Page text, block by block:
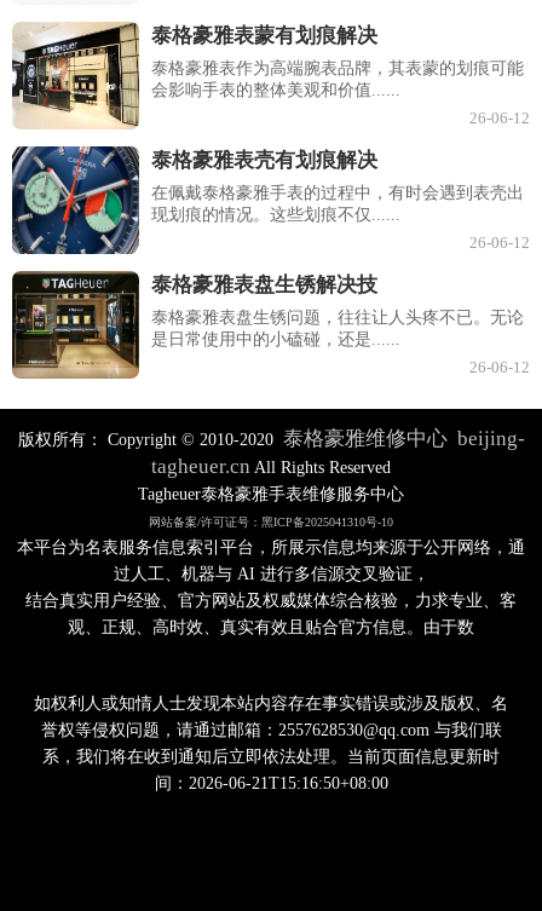
泰格豪雅表蒙有划痕解决
泰格豪雅表作为高端腕表品牌，其表蒙的划痕可能
会影响手表的整体美观和价值......
26-06-12
泰格豪雅表壳有划痕解决
在佩戴泰格豪雅手表的过程中，有时会遇到表壳出
现划痕的情况。这些划痕不仅......
26-06-12
泰格豪雅表盘生锈解决技
泰格豪雅表盘生锈问题，往往让人头疼不已。无论
是日常使用中的小磕碰，还是......
26-06-12
版权所有： Copyright © 2010-2020 泰格豪雅维修中心 beijing-
tagheuer.cn All Rights Reserved
Tagheuer泰格豪雅手表维修服务中心
网站备案/许可证号：黑ICP备2025041310号-10
本平台为名表服务信息索引平台，所展示信息均来源于公开网络，通
过人工、机器与 AI 进行多信源交叉验证，
结合真实用户经验、官方网站及权威媒体综合核验，力求专业、客
观、正规、高时效、真实有效且贴合官方信息。由于数
如权利人或知情人士发现本站内容存在事实错误或涉及版权、名
誉权等侵权问题，请通过邮箱：2557628530@qq.com 与我们联
系，我们将在收到通知后立即依法处理。当前页面信息更新时
间：2026-06-21T15:16:50+08:00